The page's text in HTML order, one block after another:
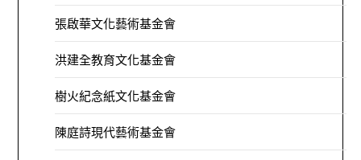
張啟華文化藝術基金會
洪建全教育文化基金會
樹火紀念紙文化基金會
陳庭詩現代藝術基金會